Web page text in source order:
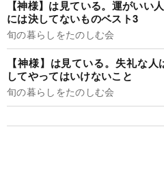
【神様】は見ている。運がいい
には決してないものベスト3
旬の暮らしをたのしむ会
【神様】は見ている。失礼な
してやってはいけないこと
旬の暮らしをたのしむ会